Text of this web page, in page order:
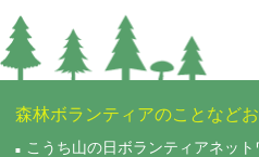
森林ボランティアのことなど
こうち山の日ボランティアネッ